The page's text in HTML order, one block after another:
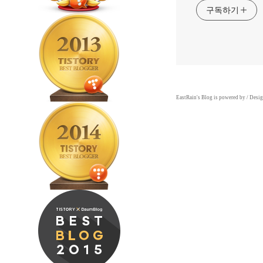
구독하기
EastRain's Blog is powered by /